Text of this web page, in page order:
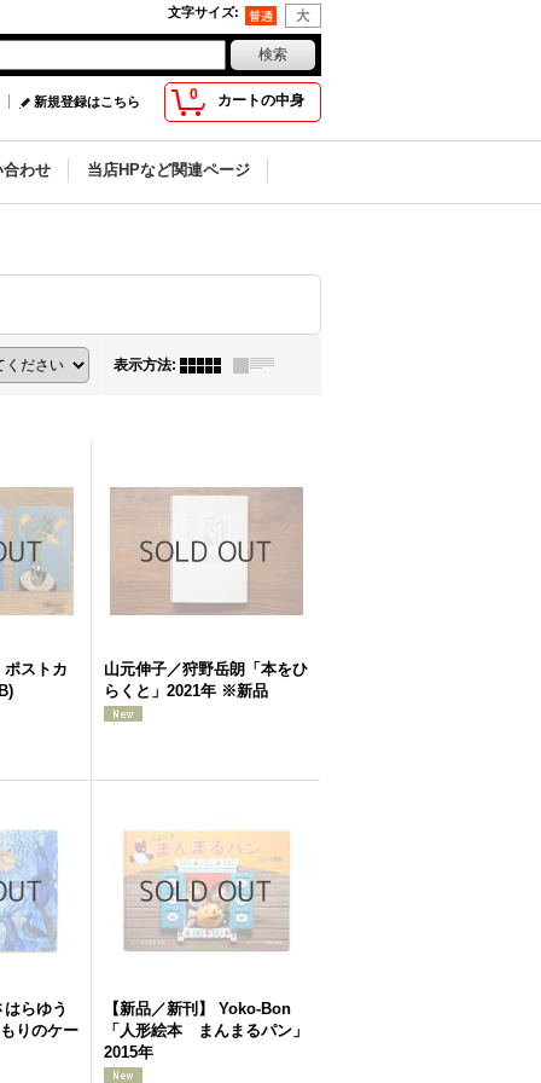
文字サイズ:
0 カートの中身
新規登録はこちら
合わせ 当店HPなど関連ページ
表示方法:
ストカ
山元伸子／狩野岳朗「本をひ
らくと」2021年 ※新品
らゆう
りのケー
【新品／新刊】 Yoko-Bon
「人形絵本 まんまるパン」
2015年